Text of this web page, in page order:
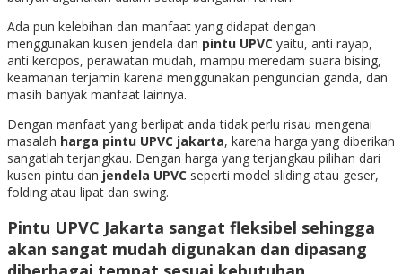
Ada pun kelebihan dan manfaat yang didapat dengan
menggunakan kusen jendela dan pintu UPVC yaitu, anti rayap,
anti keropos, perawatan mudah, mampu meredam suara bising,
keamanan terjamin karena menggunakan penguncian ganda, dan
masih banyak manfaat lainnya.
Dengan manfaat yang berlipat anda tidak perlu risau mengenai
masalah harga pintu UPVC jakarta, karena harga yang diberikan
sangatlah terjangkau. Dengan harga yang terjangkau pilihan dari
kusen pintu dan jendela UPVC seperti model sliding atau geser,
folding atau lipat dan swing.
Pintu UPVC Jakarta sangat fleksibel sehingga
akan sangat mudah digunakan dan dipasang